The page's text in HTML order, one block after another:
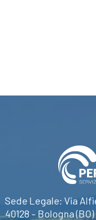
Sede Legale: Via
40128 – Bologna (BO)